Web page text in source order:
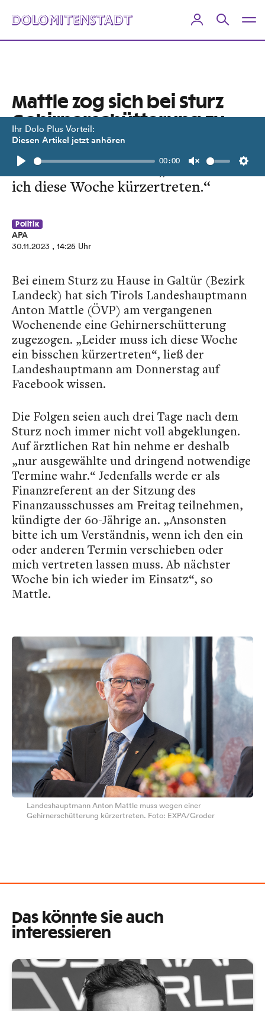
Ihr Dolo Plus Vorteil:
Diesen Artikel jetzt anhören
Play
00:00
Unmute
Mattle zog sich bei Sturz
Gehirnerschütterung zu
Der Tiroler Landeshauptmann hat
sich zu Hause verletzt: „Leider muss
ich diese Woche kürzertreten.“
Politik
APA
30.11.2023 , 14:25 Uhr
Bei einem Sturz zu Hause in Galtür (Bezirk
Landeck) hat sich Tirols Landeshauptmann
Anton Mattle (ÖVP) am vergangenen
Wochenende eine Gehirnerschütterung
zugezogen. „Leider muss ich diese Woche
ein bisschen kürzertreten“, ließ der
Landeshauptmann am Donnerstag auf
Facebook wissen.
Die Folgen seien auch drei Tage nach dem
Sturz noch immer nicht voll abgeklungen.
Auf ärztlichen Rat hin nehme er deshalb
„nur ausgewählte und dringend notwendige
Termine wahr.“ Jedenfalls werde er als
Finanzreferent an der Sitzung des
Finanzausschusses am Freitag teilnehmen,
kündigte der 60-Jährige an. „Ansonsten
bitte ich um Verständnis, wenn ich den ein
oder anderen Termin verschieben oder
mich vertreten lassen muss. Ab nächster
Woche bin ich wieder im Einsatz“, so
Mattle.
Landeshauptmann Anton Mattle muss wegen einer
Gehirnerschütterung kürzertreten. Foto: EXPA/Groder
Das könnte Sie auch
interessieren